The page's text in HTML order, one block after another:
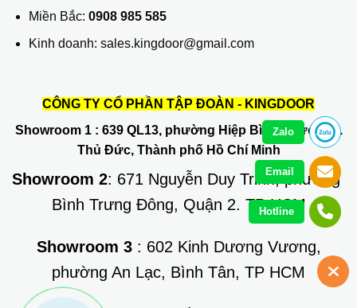
Miền Bắc: 0908 985 585
Kinh doanh: sales.kingdoor@gmail.com
CÔNG TY CỔ PHẦN TẬP ĐOÀN - KINGDOOR
Showroom 1: 639 QL13, phường Hiệp Bình Phước, Q.
Thủ Đức, Thành phố Hồ Chí Minh
Showroom 2: 671 Nguyễn Duy Trinh, phường
Bình Trưng Đông, Quận 2. TP HCM
Showroom 3: 602 Kinh Dương Vương,
phường An Lạc, Bình Tân, TP HCM
Zalo
Email
Hotline